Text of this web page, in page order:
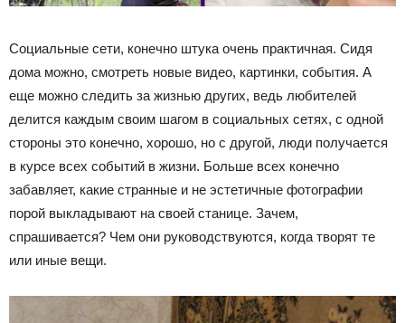
Социальные сети, конечно штука очень практичная. Сидя
дома можно, смотреть новые видео, картинки, события. А
еще можно следить за жизнью других, ведь любителей
делится каждым своим шагом в социальных сетях, с одной
стороны это конечно, хорошо, но с другой, люди получается
в курсе всех событий в жизни. Больше всех конечно
забавляет, какие странные и не эстетичные фотографии
порой выкладывают на своей станице. Зачем,
спрашивается? Чем они руководствуются, когда творят те
или иные вещи.